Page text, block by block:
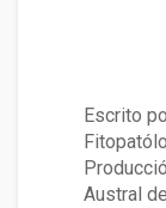
Escrito
Austral